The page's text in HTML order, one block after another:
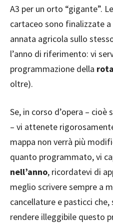
A3 per un orto “gigante”.
cartaceo sono finalizzate
annata agricola sullo
l’anno di riferimento: vi
programmazione della
oltre).
Se, in corso d’opera –
– vi attenete
mappa non verrà più
quanto programmato, vi
nell’anno, ricordatevi di
meglio scrivere sempre a
cancellature e pasticci
rendere illeggibile questo